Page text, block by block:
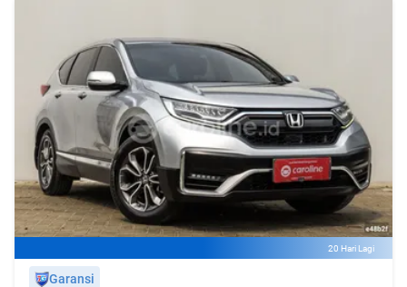
20 Hari Lagi
Garansi